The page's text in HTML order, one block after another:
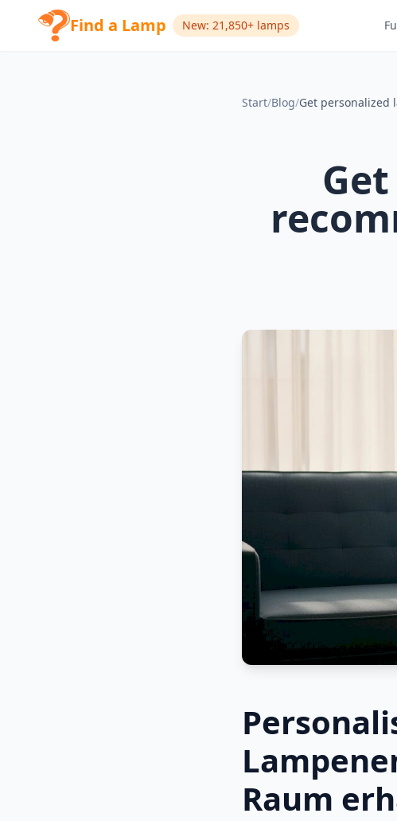
Find a Lamp New: 21,850+ lamps
Start/Blog/
Raum